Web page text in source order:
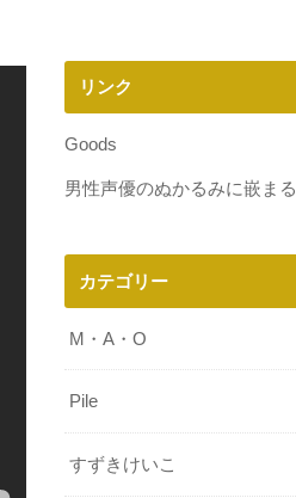
リンク
Goods
男性声優のぬかるみに嵌まる
カテゴリー
M・A・O
Pile
すずきけいこ